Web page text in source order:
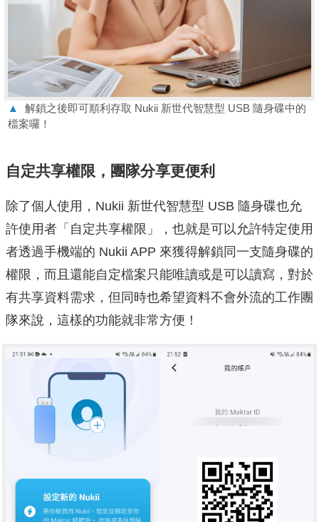
▲
解鎖之後即可順利存取 Nukii 新世代智慧型 USB 隨身碟中的
檔案囉！
自定共享權限，團隊分享更便利
除了個人使用，Nukii 新世代智慧型 USB 隨身碟也允
許使用者「自定共享權限」，也就是可以允許特定使用
者透過手機端的 Nukii APP 來獲得解鎖同一支隨身碟的
權限，而且還能自定檔案只能唯讀或是可以讀寫，對於
有共享資料需求，但同時也希望資料不會外流的工作團
隊來說，這樣的功能就非常方便！